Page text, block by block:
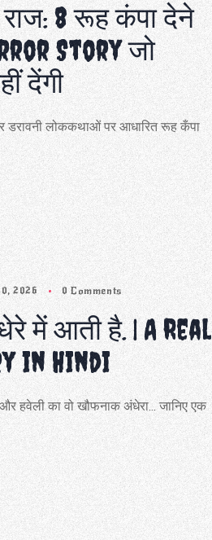
8 रूह कंपा देने
Story जो
देंगी
डरावनी लोककथाओं पर आधारित रूह कँपा
2026 0 Comments
में आती है. | A Real
in Hindi
हवेली का वो खौफनाक अंधेरा... जानिए एक